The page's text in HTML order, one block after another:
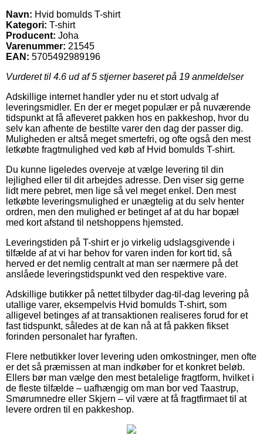
Navn: Hvid bomulds T-shirt
Kategori: T-shirt
Producent: Joha
Varenummer: 21545
EAN: 5705492989196
Vurderet til 4.6 ud af 5 stjerner baseret på 19 anmeldelser
Adskillige internet handler yder nu et stort udvalg af
leveringsmidler. En der er meget populær er på nuværende
tidspunkt at få afleveret pakken hos en pakkeshop, hvor du
selv kan afhente de bestilte varer den dag der passer dig.
Muligheden er altså meget smertefri, og ofte også den mest
letkøbte fragtmulighed ved køb af Hvid bomulds T-shirt.
Du kunne ligeledes overveje at vælge levering til din
lejlighed eller til dit arbejdes adresse. Den viser sig gerne
lidt mere pebret, men lige så vel meget enkel. Den mest
letkøbte leveringsmulighed er unægtelig at du selv henter
ordren, men den mulighed er betinget af at du har bopæl
med kort afstand til netshoppens hjemsted.
Leveringstiden på T-shirt er jo virkelig udslagsgivende i
tilfælde af at vi har behov for varen inden for kort tid, så
herved er det nemlig centralt at man ser nærmere på det
anslåede leveringstidspunkt ved den respektive vare.
Adskillige butikker på nettet tilbyder dag-til-dag levering på
utallige varer, eksempelvis Hvid bomulds T-shirt, som
alligevel betinges af at transaktionen realiseres forud for et
fast tidspunkt, således at de kan nå at få pakken fikset
forinden personalet har fyraften.
Flere netbutikker lover levering uden omkostninger, men ofte
er det så præmissen at man indkøber for et konkret beløb.
Ellers bør man vælge den mest betalelige fragtform, hvilket i
de fleste tilfælde – uafhængig om man bor ved Taastrup,
Smørumnedre eller Skjern – vil være at få fragtfirmaet til at
levere ordren til en pakkeshop.